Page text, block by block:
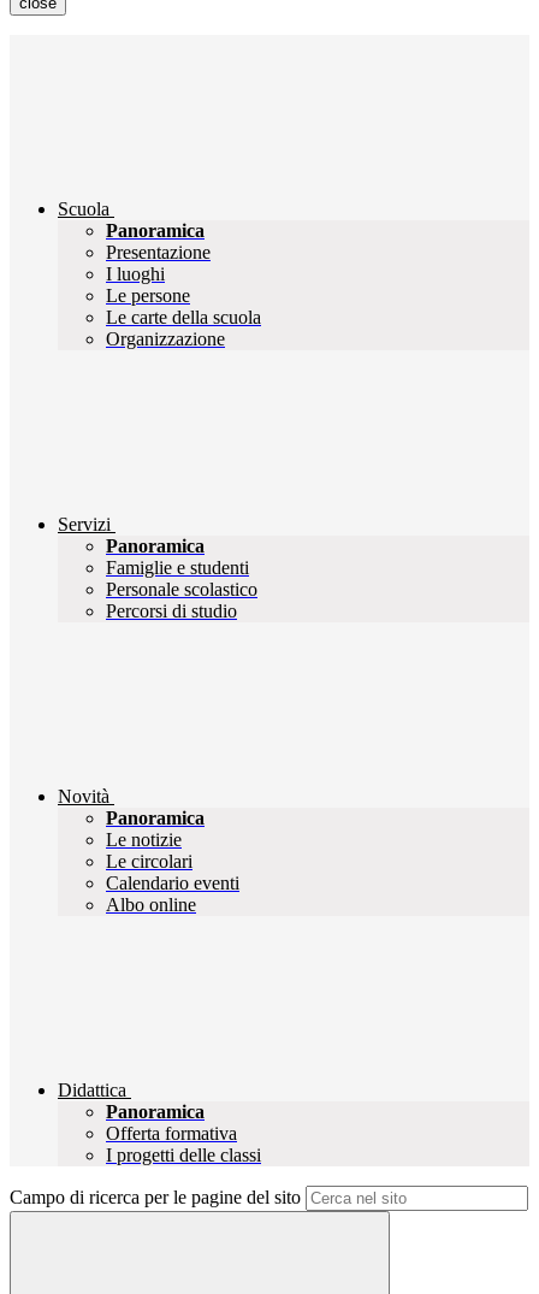
Scuola
Panoramica
Presentazione
I luoghi
Le persone
Le carte della scuola
Organizzazione
Servizi
Panoramica
Famiglie e studenti
Personale scolastico
Percorsi di studio
Novità
Panoramica
Le notizie
Le circolari
Calendario eventi
Albo online
Didattica
Panoramica
Offerta formativa
I progetti delle classi
Campo di ricerca per le pagine del sito